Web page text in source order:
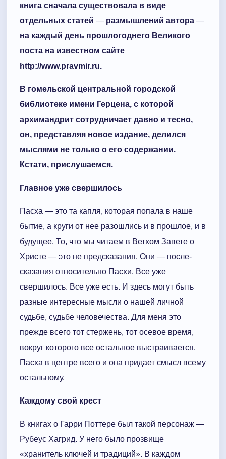
книга сначала существовала в виде
отдельных статей — размышлений автора —
на каждый день прошлогоднего Великого
поста на известном сайте
httр://www.рrаvmіr.ru.
В гомельской центральной городской
библиотеке имени Герцена, с которой
архимандрит сотрудничает давно и тесно,
он, представляя новое издание, делился
мыслями не только о его содержании.
Кстати, прислушаемся.
Главное уже свершилось
Пасха — это та капля, которая попала в наше
бытие, а круги от нее разошлись и в прошлое, и в
будущее. То, что мы читаем в Ветхом Завете о
Христе — это не предсказания. Они — после-
сказания относительно Пасхи. Все уже
свершилось. Все уже есть. И здесь могут быть
разные интересные мысли о нашей личной
судьбе, судьбе человечества. Для меня это
прежде всего тот стержень, тот осевое время,
вокруг которого все остальное выстраивается.
Пасха в центре всего и она придает смысл всему
остальному.
Каждому свой крест
В книгах о Гарри Поттере был такой персонаж —
Рубеус Хагрид. У него было прозвище
«хранитель ключей и традиций». В каждом